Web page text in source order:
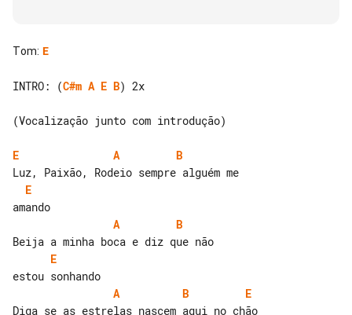
Tom: E
INTRO: (C#m A E B) 2x
(Vocalização junto com introdução)
E A
B
E
A
B
E
A
B
E